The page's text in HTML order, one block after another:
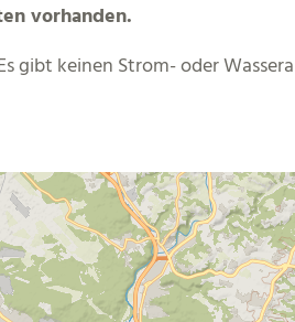
vorhanden.
gibt keinen Strom- oder